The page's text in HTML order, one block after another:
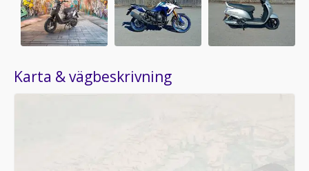
Karta & vägbeskrivning